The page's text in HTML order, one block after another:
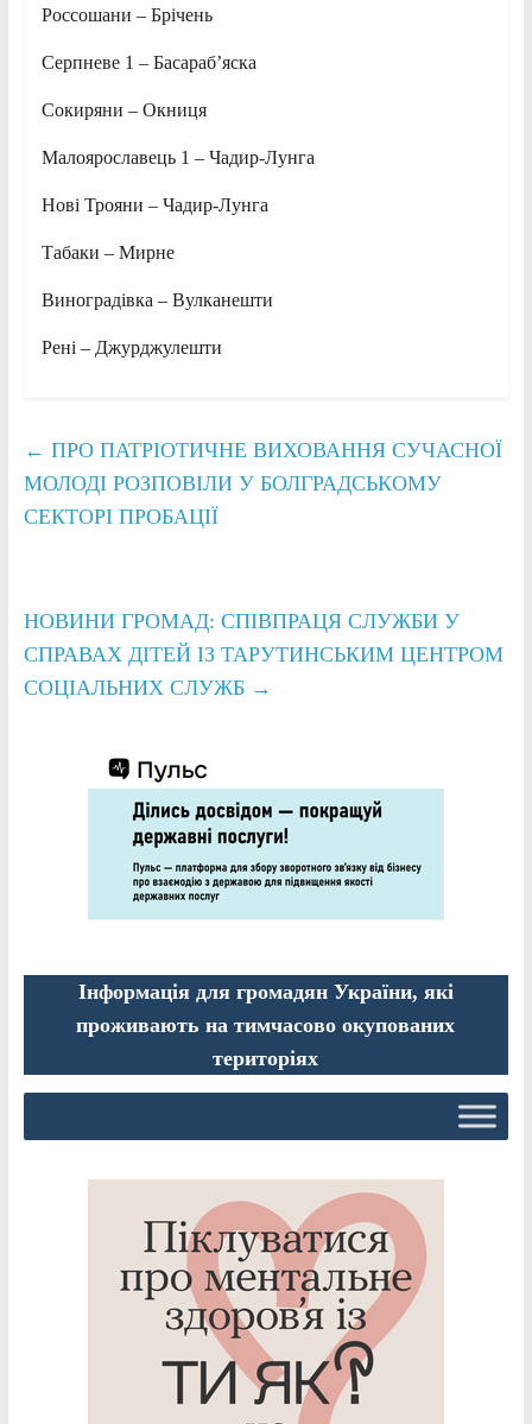
Россошани – Брічень
Серпневе 1 – Басараб’яска
Сокиряни – Окниця
Малоярославець 1 – Чадир-Лунга
Нові Трояни – Чадир-Лунга
Табаки – Мирне
Виноградівка – Вулканешти
Рені – Джурджулешти
← ПРО ПАТРІОТИЧНЕ ВИХОВАННЯ СУЧАСНОЇ
МОЛОДІ РОЗПОВІЛИ У БОЛГРАДСЬКОМУ
СЕКТОРІ ПРОБАЦІЇ
НОВИНИ ГРОМАД: СПІВПРАЦЯ СЛУЖБИ У
СПРАВАХ ДІТЕЙ ІЗ ТАРУТИНСЬКИМ ЦЕНТРОМ
СОЦІАЛЬНИХ СЛУЖБ →
Інформація для громадян України, які
проживають на тимчасово окупованих
територіях